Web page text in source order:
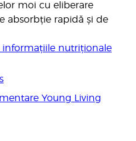
moi cu eliberare
absorbție rapidă și de
informațiile nutriționale
Young Living